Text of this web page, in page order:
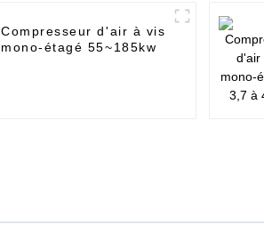
Compresseur d'air à vis
mono-étagé 55~185kw